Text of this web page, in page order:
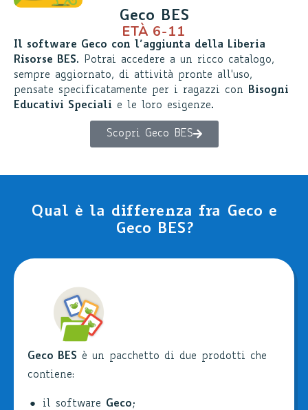
Geco BES
ETÀ 6-11
Il software Geco con l’aggiunta della Liberia
Risorse BES. Potrai accedere a un ricco catalogo,
sempre aggiornato, di attività pronte all'uso,
pensate specificatamente per i ragazzi con Bisogni
Educativi Speciali e le loro esigenze.
Scopri Geco BES
Qual è la differenza fra Geco e
Geco BES?
Geco BES è un pacchetto di due prodotti che
contiene:
il software Geco ;